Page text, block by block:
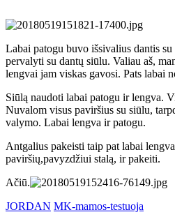
Labai patogu buvo išsivalius dantis
pervalyti su dantų siūlu. Valiau aš,
lengvai jam viskas gavosi. Pats labai
Siūlą naudoti labai patogu ir lengva.
Nuvalom visus paviršius su siūlu,
valymo. Labai lengva ir patogu.
Antgalius pakeisti taip pat labai
paviršių,pavyzdžiui stalą, ir pakeiti.
Ačiū.
JORDAN MK-mamos-testuoja